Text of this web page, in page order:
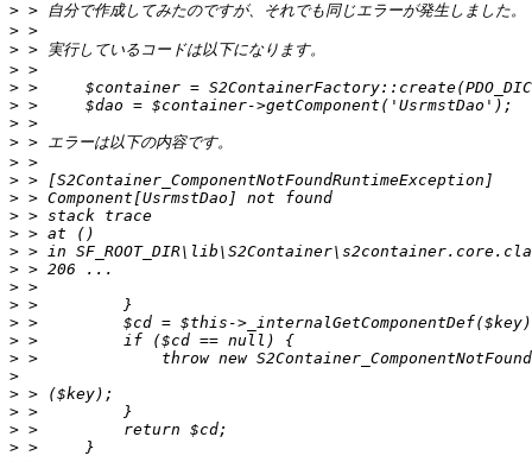
>
>
>
>
>
>
>
>
>
>
>
>
>
>
>
>
>
>
>
>
>
>
>
>
>